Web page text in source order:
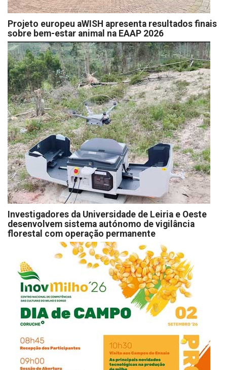
Projeto europeu aWISH apresenta resultados finais
sobre bem-estar animal na EAAP 2026
Investigadores da Universidade de Leiria e Oeste
desenvolvem sistema autónomo de vigilância
florestal com operação permanente